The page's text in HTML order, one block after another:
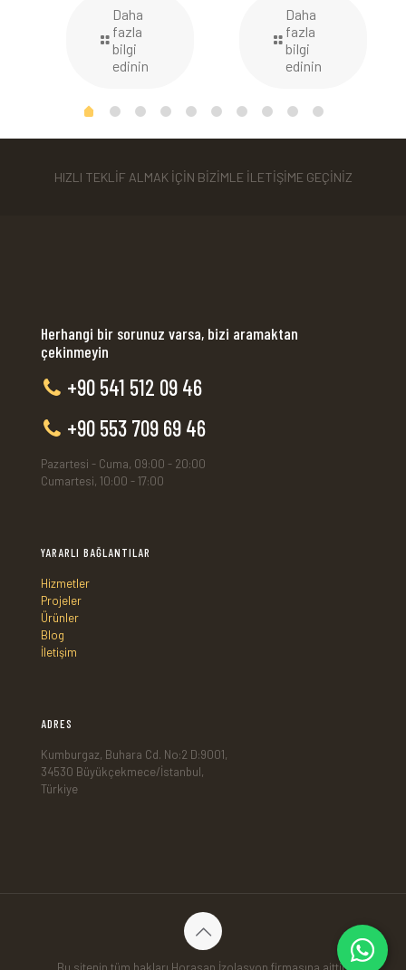
Daha
fazla
bilgi
edinin
Daha
fazla
bilgi
edinin
HIZLI TEKLİF ALMAK İÇİN BİZİMLE İLETİŞİME GEÇİNİZ
Herhangi bir sorunuz varsa, bizi aramaktan
çekinmeyin
+90 541 512 09 46
+90 553 709 69 46
Pazartesi - Cuma, 09:00 - 20:00
Cumartesi, 10:00 - 17:00
YARARLI BAĞLANTILAR
Hizmetler
Projeler
Ürünler
Blog
İletişim
ADRES
Kumburgaz, Buhara Cd. No:2 D:9001,
34530 Büyükçekmece/İstanbul,
Türkiye
Bu sitenin tüm hakları Horasan İzolasyon firmasına aittir.